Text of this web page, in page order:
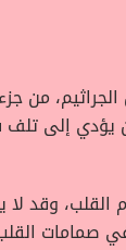
الجراثيم،
يؤدي إلى
وقد
صمامات